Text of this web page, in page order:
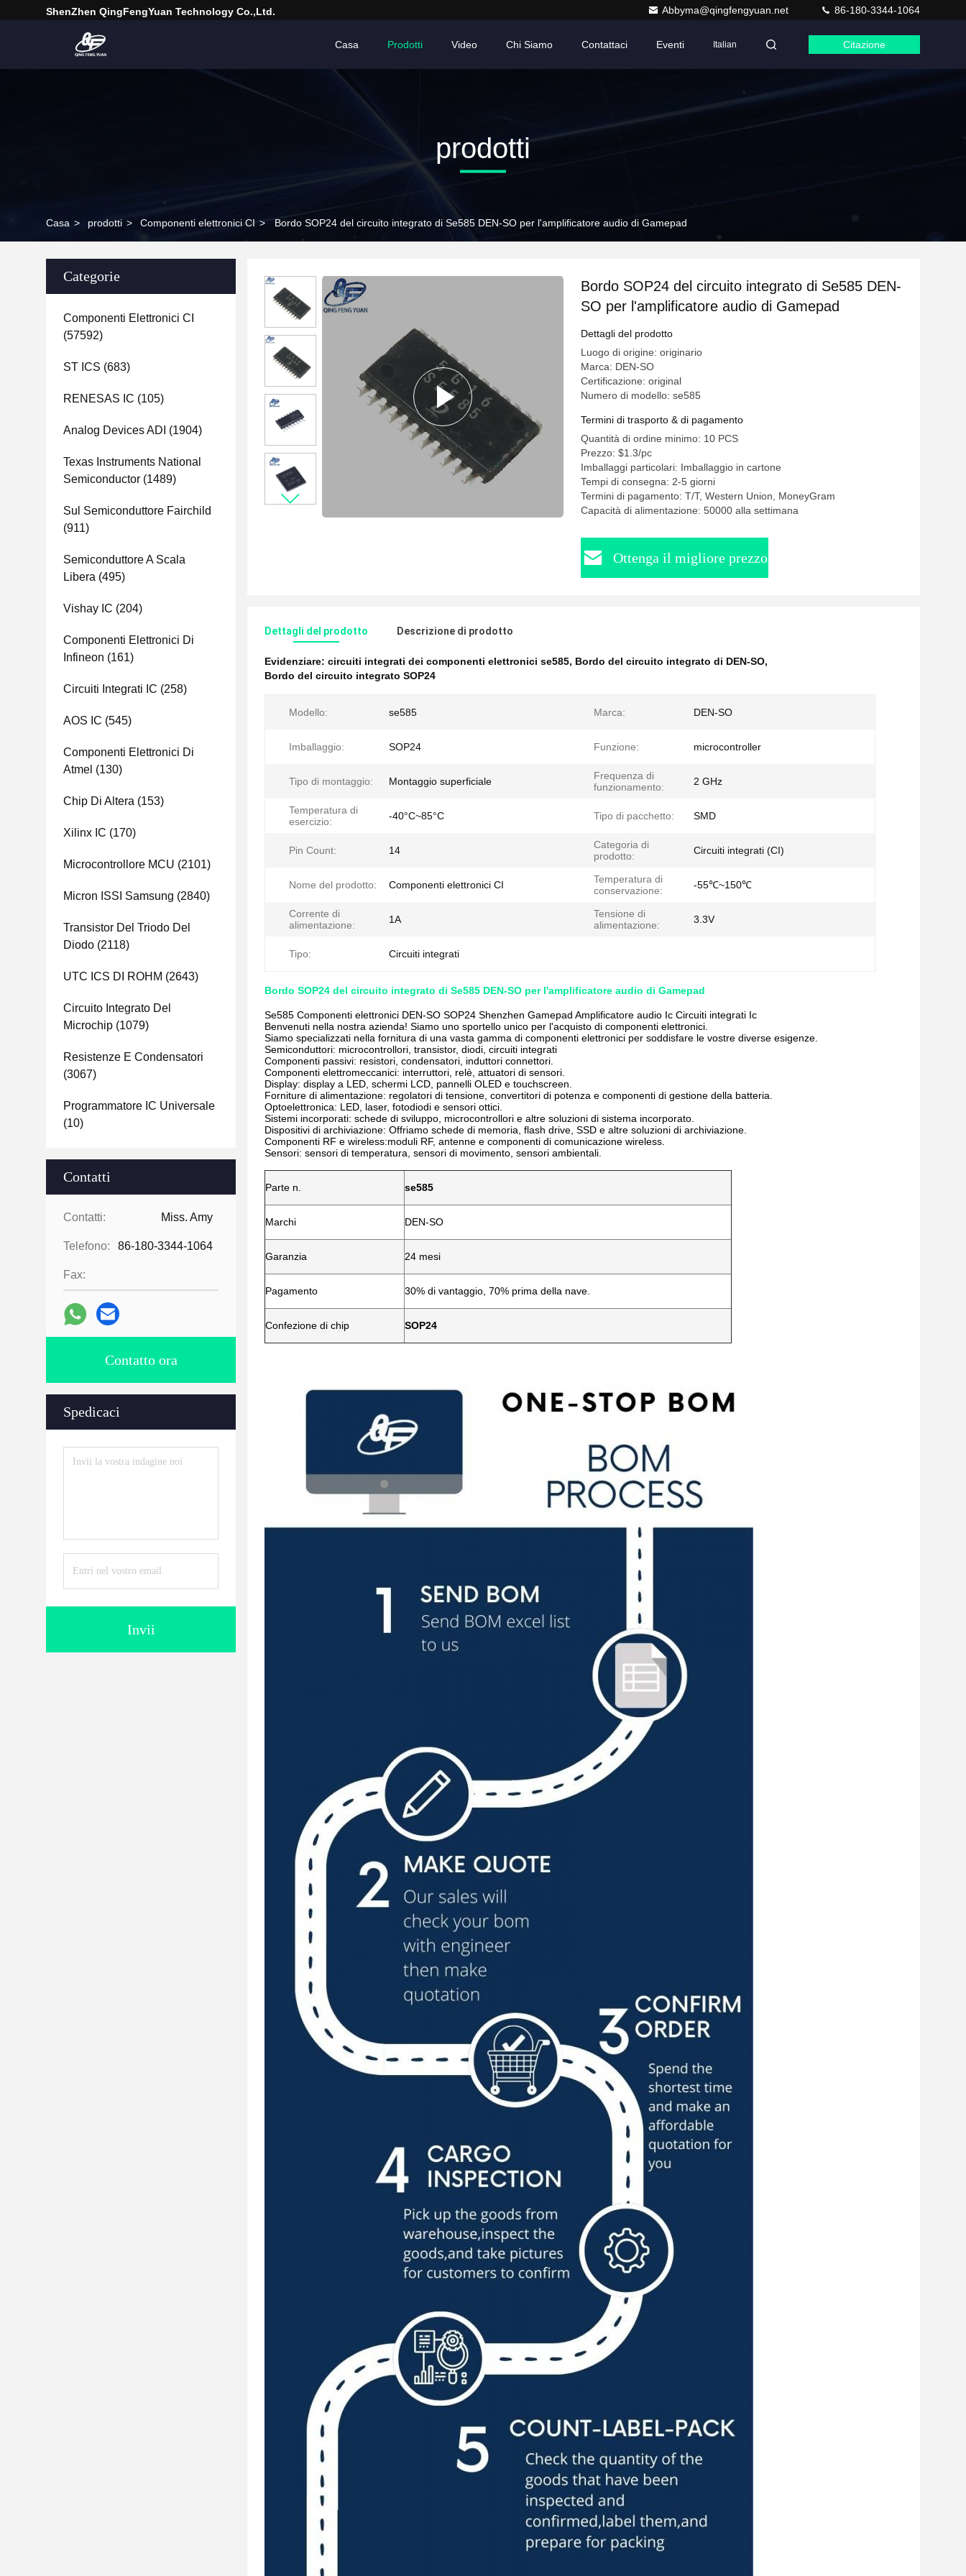
ShenZhen QingFengYuan Technology Co.,Ltd. Abbyma@qingfengyuan.net 86-180-3344-1064
Casa Prodotti Video Chi Siamo Contattaci Eventi Italian Citazione
prodotti
Casa > prodotti > Componenti elettronici CI > Bordo SOP24 del circuito integrato di Se585 DEN-SO per l'amplificatore audio di Gamepad
Categorie
Componenti Elettronici CI
(57592)
ST ICS (683)
RENESAS IC (105)
Analog Devices ADI (1904)
Texas Instruments National
Semiconductor (1489)
Sul Semiconduttore Fairchild
(911)
Semiconduttore A Scala
Libera (495)
Vishay IC (204)
Componenti Elettronici Di
Infineon (161)
Circuiti Integrati IC (258)
AOS IC (545)
Componenti Elettronici Di
Atmel (130)
Chip Di Altera (153)
Xilinx IC (170)
Microcontrollore MCU (2101)
Micron ISSI Samsung (2840)
Transistor Del Triodo Del
Diodo (2118)
UTC ICS DI ROHM (2643)
Circuito Integrato Del
Microchip (1079)
Resistenze E Condensatori
(3067)
Programmatore IC Universale
(10)
Contatti
Contatti: Miss. Amy
Telefono: 86-180-3344-1064
Fax:
Contatto ora
Spedicaci
Invii
Bordo SOP24 del circuito integrato di Se585 DEN-
SO per l'amplificatore audio di Gamepad
Dettagli del prodotto
Luogo di origine: originario
Marca: DEN-SO
Certificazione: original
Numero di modello: se585
Termini di trasporto & di pagamento
Quantità di ordine minimo: 10 PCS
Prezzo: $1.3/pc
Imballaggi particolari: Imballaggio in cartone
Tempi di consegna: 2-5 giorni
Termini di pagamento: T/T, Western Union, MoneyGram
Capacità di alimentazione: 50000 alla settimana
Ottenga il migliore prezzo
Dettagli del prodotto Descrizione di prodotto
Evidenziare: circuiti integrati dei componenti elettronici se585, Bordo del circuito integrato di DEN-SO,
Bordo del circuito integrato SOP24
Modello: se585 Marca: DEN-SO
Imballaggio: SOP24 Funzione: microcontroller
Tipo di montaggio: Montaggio superficiale
Frequenza di
funzionamento:
2 GHz
Temperatura di
esercizio:
-40°C~85°C Tipo di pacchetto: SMD
Pin Count: 14
Categoria di
prodotto:
Circuiti integrati (CI)
Nome del prodotto: Componenti elettronici CI
Temperatura di
conservazione:
-55℃~150℃
Corrente di
alimentazione:
1A
Tensione di
alimentazione:
3.3V
Tipo: Circuiti integrati
Bordo SOP24 del circuito integrato di Se585 DEN-SO per l'amplificatore audio di Gamepad
Se585 Componenti elettronici DEN-SO SOP24 Shenzhen Gamepad Amplificatore audio Ic Circuiti integrati Ic
Benvenuti nella nostra azienda! Siamo uno sportello unico per l'acquisto di componenti elettronici.
Siamo specializzati nella fornitura di una vasta gamma di componenti elettronici per soddisfare le vostre diverse esigenze.
Semiconduttori: microcontrollori, transistor, diodi, circuiti integrati
Componenti passivi: resistori, condensatori, induttori connettori.
Componenti elettromeccanici: interruttori, relè, attuatori di sensori.
Display: display a LED, schermi LCD, pannelli OLED e touchscreen.
Forniture di alimentazione: regolatori di tensione, convertitori di potenza e componenti di gestione della batteria.
Optoelettronica: LED, laser, fotodiodi e sensori ottici.
Sistemi incorporati: schede di sviluppo, microcontrollori e altre soluzioni di sistema incorporato.
Dispositivi di archiviazione: Offriamo schede di memoria, flash drive, SSD e altre soluzioni di archiviazione.
Componenti RF e wireless:moduli RF, antenne e componenti di comunicazione wireless.
Sensori: sensori di temperatura, sensori di movimento, sensori ambientali.
Parte n. se585
Marchi DEN-SO
Garanzia 24 mesi
Pagamento 30% di vantaggio, 70% prima della nave.
Confezione di chip SOP24